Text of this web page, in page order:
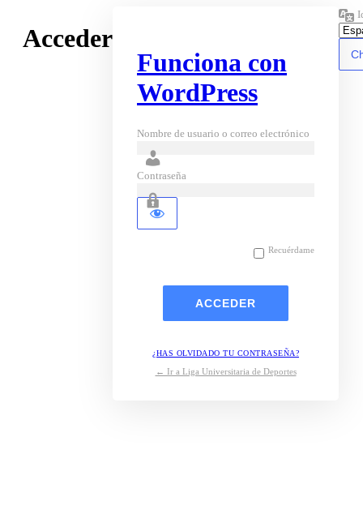
Acceder
Funciona con
WordPress
Nombre de usuario o correo electrónico
Contraseña
Recuérdame
¿HAS OLVIDADO TU CONTRASEÑA?
← Ir a Liga Universitaria de Deportes